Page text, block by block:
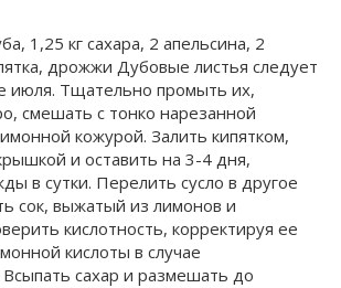
1,25 кг сахара, 2 апельсина, 2
дрожжи Дубовые листья следует
июля. Тщательно промыть их,
смешать с тонко нарезанной
кожурой. Залить кипятком,
и оставить на 3-4 дня,
в сутки. Перелить сусло в другое
сок, выжатый из лимонов и
кислотность, корректируя ее
кислоты в случае
сахар и размешать до